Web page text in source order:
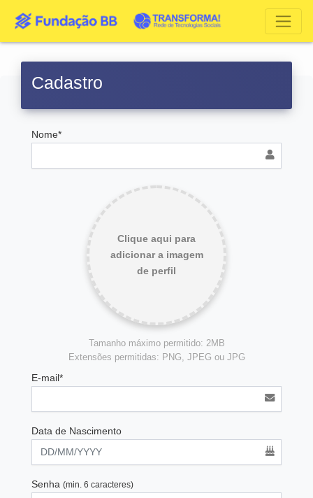
Cadastro
Nome*
Clique aqui para
adicionar a imagem
de perfil
Tamanho máximo permitido: 2MB
Extensões permitidas: PNG, JPEG ou JPG
E-mail*
Data de Nascimento
Senha (min. 6 caracteres)